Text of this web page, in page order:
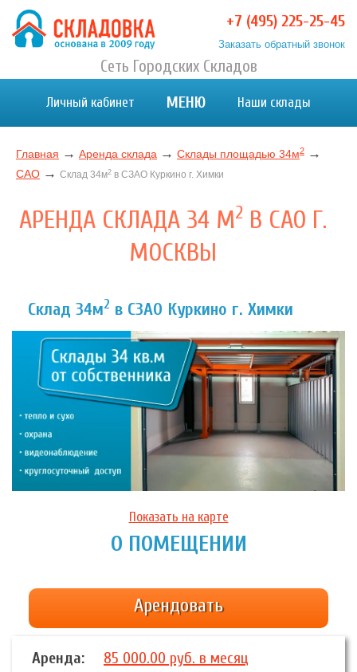
Хранение вещей в Москве и МО. Склад временного
Хранение вещей в Москве и МО. Склад временного хранения. Складовка
+7 (495) 225-25-45
Заказать обратный звонок
Сеть Городских Складов
Личный кабинет МЕНЮ Наши склады
Главная → Аренда склада → Склады площадью 34м2 →
САО → Склад 34м2 в СЗАО Куркино г. Химки
АРЕНДА СКЛАДА 34 М2В САО Г.
МОСКВЫ
Склад 34м2 в СЗАО Куркино г. Химки
Показать на карте
О ПОМЕЩЕНИИ
Арендовать
Аренда: 85 000.00 руб. в месяц